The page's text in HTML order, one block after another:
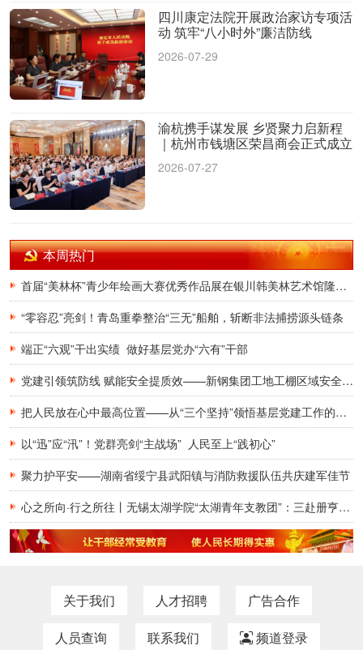
四川康定法院开展政治家访专项活
动 筑牢“八小时外”廉洁防线
2026-07-29
渝杭携手谋发展 乡贤聚力启新程
｜杭州市钱塘区荣昌商会正式成立
2026-07-27
本周热门
首届“美林杯”青少年绘画大赛优秀作品展在银川韩美林艺术馆隆重开幕
“零容忍”亮剑！青岛重拳整治“三无”船舶，斩断非法捕捞源头链条
端正“六观”干出实绩 做好基层党办“六有”干部
党建引领筑防线 赋能安全提质效——新钢集团工地工棚区域安全管理创新实践研究
把人民放在心中最高位置——从“三个坚持”领悟基层党建工作的为民初心
以“迅”应“汛”！党群亮剑“主战场” 人民至上“践初心”
聚力护平安——湖南省绥宁县武阳镇与消防救援队伍共庆建军佳节
心之所向·行之所往丨无锡太湖学院“太湖青年支教团”：三赴册亨，十年之约再启盛夏
关于我们 人才招聘
广告合作
人员查询
联系我们 频道登录